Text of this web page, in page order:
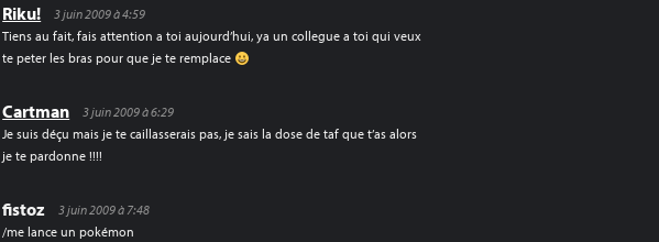
Riku!
3 juin 2009 à 4:59
Tiens au fait, fais attention a toi aujourd’hui, ya un collegue a toi qui veux
te peter les bras pour que je te remplace
Cartman
3 juin 2009 à 6:29
Je suis déçu mais je te caillasserais pas, je sais la dose de taf que t’as alors
je te pardonne !!!!
fistoz
3 juin 2009 à 7:48
/me lance un pokémon